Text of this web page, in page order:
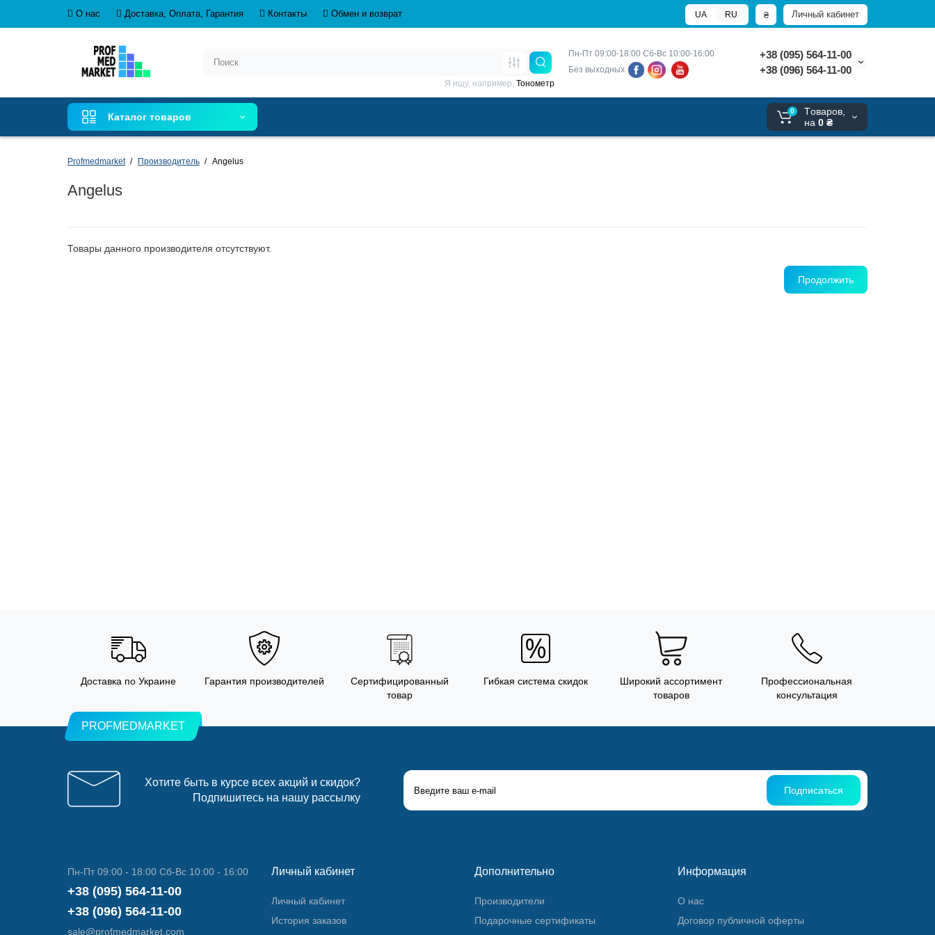
О нас Доставка, Оплата, Гарантия Контакты Обмен и возврат Личный кабинет
₴
UA RU
Пн-Пт 09:00-18:00 Сб-Вс 10:00-16:00
Без выходных
+38 (095) 564-11-00
+38 (096) 564-11-00
Я ищу, например, Тонометр
Каталог товаров
0
Tоваров,
на 0 ₴
Profmedmarket Производитель Angelus
Angelus
Товары данного производителя отсутствуют.
Продолжить
Доставка по Украине Гарантия производителей
Сертифицированный
товар
Гибкая система скидок
Широкий ассортимент
товаров
Профессиональная
консультация
PROFMEDMARKET
Хотите быть в курсе всех акций и скидок?
Подпишитесь на нашу рассылку
Подписаться
Пн-Пт 09:00 - 18:00 Сб-Вс 10:00 - 16:00
+38 (095) 564-11-00
+38 (096) 564-11-00
sale@profmedmarket.com
Личный кабинет
Личный кабинет
История заказов
Дополнительно
Производители
Подарочные сертификаты
Информация
О нас
Договор публичной оферты